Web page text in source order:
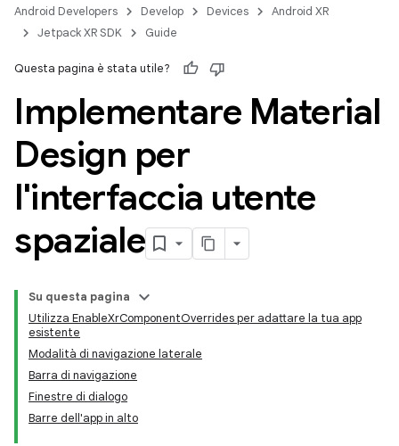
Android Developers Develop Devices
Android XR
Jetpack XR SDK
Guide
Questa pagina è stata utile?
Implementare Material
Design per
l'interfaccia utente
spaziale
Su questa pagina
Utilizza EnableXrComponentOverrides per adattare la tua app
esistente
Modalità di navigazione laterale
Barra di navigazione
Finestre di dialogo
Barre dell'app in alto